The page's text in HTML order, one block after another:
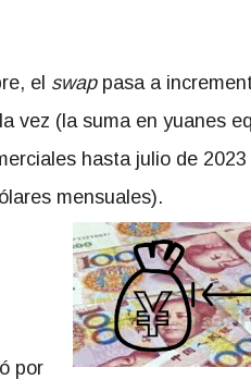
el swappasa a
vez (la suma en yuanes
hasta julio de
mensuales).
por